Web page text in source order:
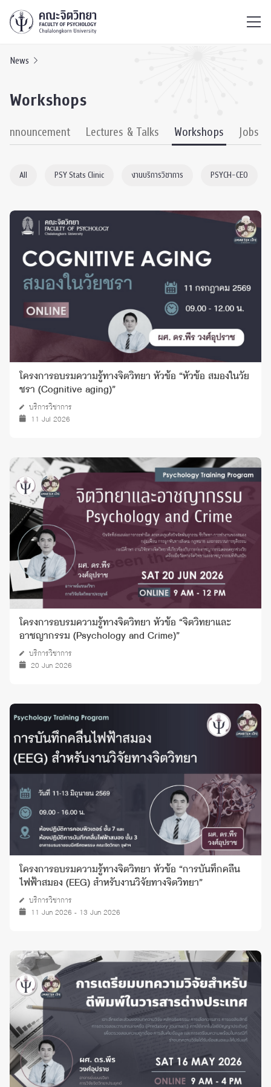
News
Workshops
Lectures & Talks Workshops Jobs
All PSY Stats Clinic งานบริการวิชาการ PSYCH-CEO
โครงการอบรมความรู้ทางจิตวิทยา หัวข้อ “หัวข้อ สมองในวัย
ชรา (Cognitive aging)”
บริการวิชาการ
11 Jul 2026
โครงการอบรมความรู้ทางจิตวิทยา หัวข้อ “จิตวิทยาและ
อาชญากรรม (Psychology and Crime)”
บริการวิชาการ
20 Jun 2026
โครงการอบรมความรู้ทางจิตวิทยา หัวข้อ “การบันทึกคลื่น
ไฟฟ้าสมอง (EEG) สำหรับงานวิจัยทางจิตวิทยา”
บริการวิชาการ
11 Jun 2026 - 13 Jun 2026